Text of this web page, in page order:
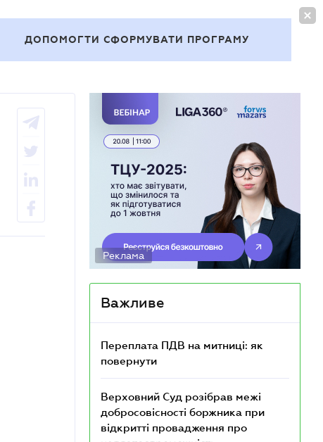
ДОПОМОГТИ СФОРМУВАТИ ПРОГРАМУ
Реклама
Важливе
Переплата ПДВ на митниці: як
повернути
Верховний Суд розібрав межі
добросовісності боржника при
відкритті провадження про